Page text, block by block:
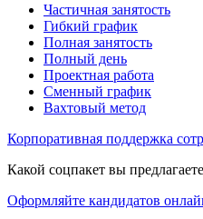
Частичная занятость
Гибкий график
Полная занятость
Полный день
Проектная работа
Сменный график
Вахтовый метод
Корпоративная поддержка
Какой соцпакет вы
Оформляйте кандидатов